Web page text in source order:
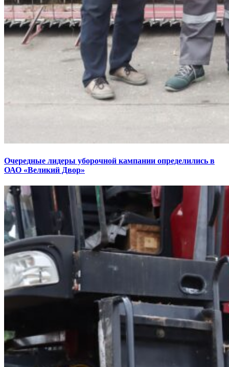
Очередные лидеры уборочной кампании определились в
ОАО «Великий Двор»